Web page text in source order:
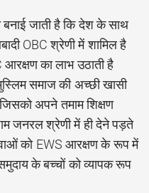
जाती है कि देश के साथ
OBC श्रेणी में शामिल है
का लाभ उठाती है
समाज की अच्छी खासी
अपने तमाम शिक्षण
जनरल श्रेणी में ही देने पड़ते
को EWS आरक्षण के रूप में
के बच्चों को व्यापक रूप